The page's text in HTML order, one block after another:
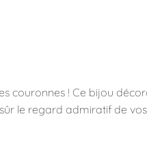
couronnes ! Ce bijou
le regard admiratif de vos